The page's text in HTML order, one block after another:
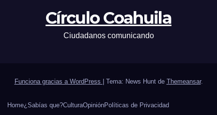
Círculo Coahuila
Ciudadanos comunicando
Funciona gracias a WordPress Tema: News Hunt de Themeansar.
Home¿Sabías que?CulturaOpiniónPolíticas de Privacidad